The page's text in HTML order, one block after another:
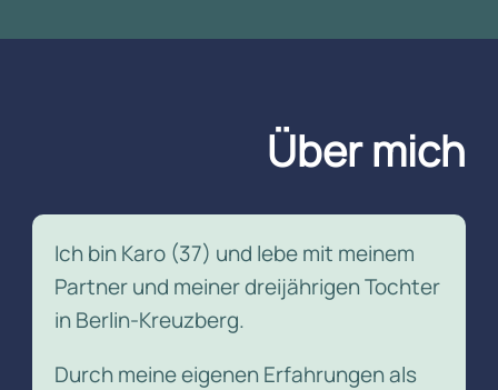
Über mich
Ich bin Karo (37) und lebe mit meinem
Partner und meiner dreijährigen Tochter
in Berlin-Kreuzberg.
Durch meine eigenen Erfahrungen als